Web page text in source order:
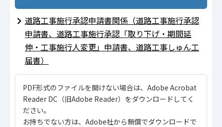
道路工事施行承認申請書関係（道路工事施行承認
申請書、道路工事施行承認「取り下げ・期間延
伸・工事施行人変更」申請書、道路工事しゅん工
届書）
PDF形式のファイルを開けない場合は、Adobe Acrobat
Reader DC（旧Adobe Reader）をダウンロードしてく
ださい。
お持ちでない方は、Adobe社から無償でダウンロードで